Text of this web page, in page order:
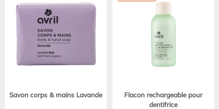
Savon corps & mains Lavande
Flacon rechargeable pour
dentifrice